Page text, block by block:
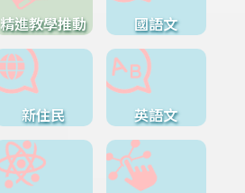
精進教學推動 國語文
新住民 英語文